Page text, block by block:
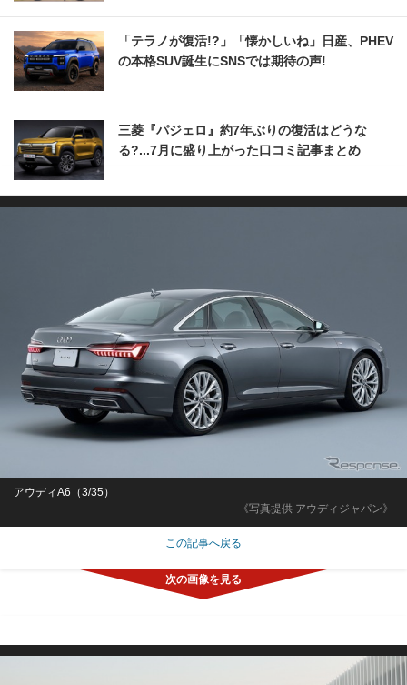
「テラノが復活!?」「懐かしいね」日産、PHEV
の本格SUV誕生にSNSでは期待の声!
三菱『パジェロ』約7年ぶりの復活はどうな
る?...7月に盛り上がった口コミ記事まとめ
《写真提供 アウディジャパン》
アウディA6（3/35）
この記事へ戻る